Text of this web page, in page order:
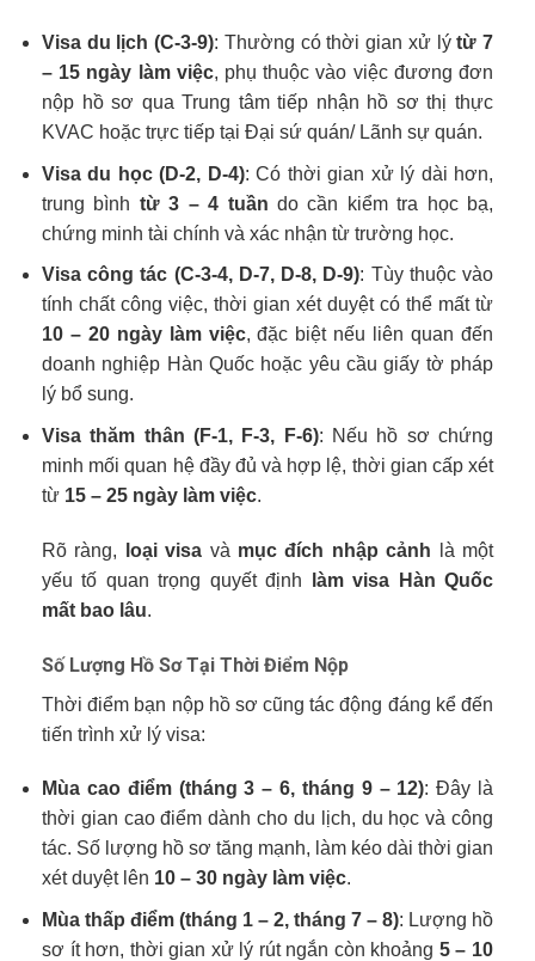
Visa du lịch (C-3-9): Thường có thời gian xử lýtừ 7
– 15 ngày làm việc, phụ thuộc vào việc đương đơn
nộp hồ sơ qua Trung tâm tiếp nhận hồ sơ thị thực
KVAC hoặc trực tiếp tại Đại sứ quán/ Lãnh sự quán.
Visa du học (D-2, D-4): Có thời gian xử lý dài hơn,
trung bình từ 3 – 4 tuần do cần kiểm tra học bạ,
chứng minh tài chính và xác nhận từ trường học.
Visa công tác (C-3-4, D-7, D-8, D-9): Tùy thuộc vào
tính chất công việc, thời gian xét duyệt có thể mất từ
10 – 20 ngày làm việc, đặc biệt nếu liên quan đến
doanh nghiệp Hàn Quốc hoặc yêu cầu giấy tờ pháp
lý bổ sung.
Visa thăm thân (F-1, F-3, F-6): Nếu hồ sơ chứng
minh mối quan hệ đầy đủ và hợp lệ, thời gian cấp xét
từ 15 – 25 ngày làm việc.
Rõ ràng, loại visa và mục đích nhập cảnh là một
yếu tố quan trọng quyết định
làm visa Hàn Quốc
mất bao lâu.
Số Lượng Hồ Sơ Tại Thời Điểm Nộp
Thời điểm bạn nộp hồ sơ cũng tác động đáng kể đến
tiến trình xử lý visa:
Mùa cao điểm (tháng 3 – 6, tháng 9 – 12): Đây là
thời gian cao điểm dành cho du lịch, du học và công
tác. Số lượng hồ sơ tăng mạnh, làm kéo dài thời gian
xét duyệt lên 10 – 30 ngày làm việc.
Mùa thấp điểm (tháng 1 – 2, tháng 7 – 8): Lượng hồ
sơ ít hơn, thời gian xử lý rút ngắn còn khoảng 5 – 10